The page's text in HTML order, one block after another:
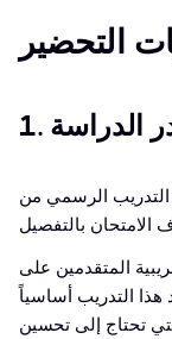
التحضير
الدراسة
التدريب الرسمي من AWS: تقدم AWS دورات تدريبية متنوعة، عبر
المتقدمين على
هذا التدريب أساسياً